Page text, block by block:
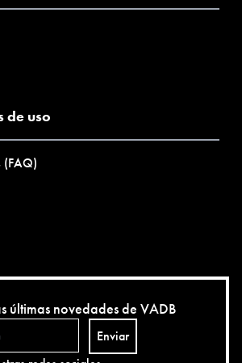
de uso
(FAQ)
últimas novedades de VADB
Enviar